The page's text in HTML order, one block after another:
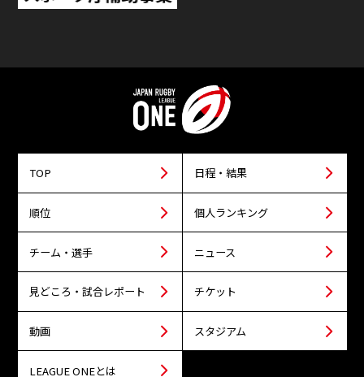
TOP 日程・結果
順位 個人ランキング
チーム・選手 ニュース
見どころ・試合レポート チケット
動画 スタジアム
LEAGUE ONEとは